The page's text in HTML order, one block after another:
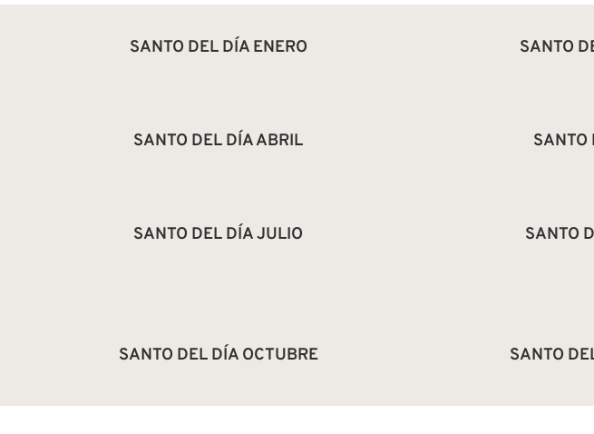
SANTO DEL DÍA ENERO SANTO
SANTO DEL DÍA ABRIL SANTO
SANTO DEL DÍA JULIO SANTO
SANTO DEL DÍA OCTUBRE SANTO